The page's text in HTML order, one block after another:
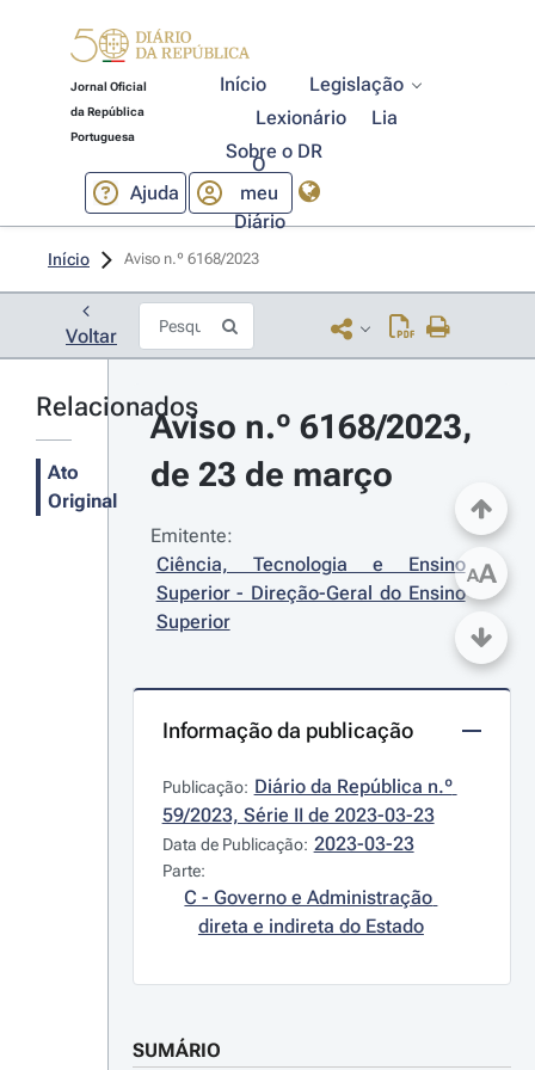
Jornal Oficial
da República
Portuguesa
Início
Legislação
Lexionário
Lia
Sobre o DR
Ajuda
O
meu
Diário
Início Aviso n.º 6168/2023
Voltar
Relacionados
Ato
Original
Aviso n.º 6168/2023,
de 23 de março
Emitente:
Ciência, Tecnologia e Ensino
Superior - Direção-Geral do Ensino
Superior
Informação da publicação
Publicação: Diário da República n.º
59/2023, Série II de 2023-03-23
Data de Publicação: 2023-03-23
Parte:
C - Governo e Administração
direta e indireta do Estado
SUMÁRIO
AA